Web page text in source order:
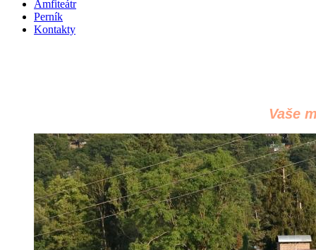
Amfiteátr
Perník
Kontakty
Vaše